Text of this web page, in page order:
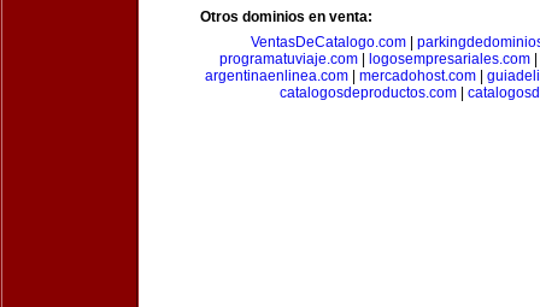
Otros dominios en venta:
VentasDeCatalogo.com|
programatuviaje.com| logosempresariales.com|
argentinaenlinea.com| mercadohost.com|
catalogosdeproductos.com